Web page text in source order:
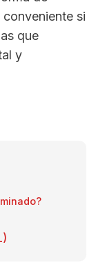
si
que
y